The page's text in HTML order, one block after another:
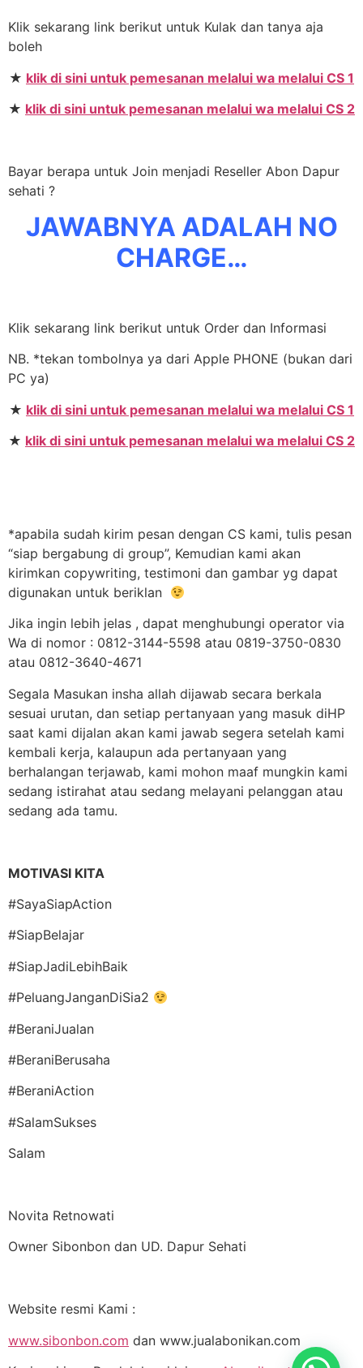
Klik sekarang link berikut untuk Kulak dan tanya aja
boleh
★ klik di sini untuk pemesanan melalui wa melalui CS 1
★ klik di sini untuk pemesanan melalui wa melalui CS 2
Bayar berapa untuk Join menjadi Reseller Abon Dapur
sehati ?
JAWABNYA ADALAH NO
CHARGE…
Klik sekarang link berikut untuk Order dan Informasi
NB. *tekan tombolnya ya dari Apple PHONE (bukan dari
PC ya)
★ klik di sini untuk pemesanan melalui wa melalui CS 1
★ klik di sini untuk pemesanan melalui wa melalui CS 2
*apabila sudah kirim pesan dengan CS kami, tulis pesan
“siap bergabung di group”, Kemudian kami akan
kirimkan copywriting, testimoni dan gambar yg dapat
digunakan untuk beriklan
Jika ingin lebih jelas , dapat menghubungi operator via
Wa di nomor : 0812-3144-5598 atau 0819-3750-0830
atau 0812-3640-4671
Segala Masukan insha allah dijawab secara berkala
sesuai urutan, dan setiap pertanyaan yang masuk diHP
saat kami dijalan akan kami jawab segera setelah kami
kembali kerja, kalaupun ada pertanyaan yang
berhalangan terjawab, kami mohon maaf mungkin kami
sedang istirahat atau sedang melayani pelanggan atau
sedang ada tamu.
MOTIVASI KITA
#SayaSiapAction
#SiapBelajar
#SiapJadiLebihBaik
#PeluangJanganDiSia2
#BeraniJualan
#BeraniBerusaha
#BeraniAction
#SalamSukses
Salam
Novita Retnowati
Owner Sibonbon dan UD. Dapur Sehati
Website resmi Kami :
www.sibonbon.com dan www.jualabonikan.com